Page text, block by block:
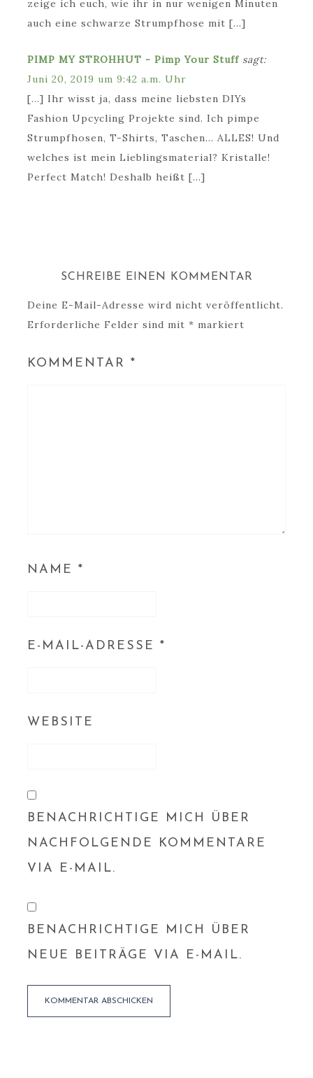
zeige ich euch, wie ihr in nur wenigen Minuten
auch eine schwarze Strumpfhose mit […]
PIMP MY STROHHUT - Pimp Your Stuff sagt:
Juni 20, 2019 um 9:42 a.m. Uhr
[…] Ihr wisst ja, dass meine liebsten DIYs
Fashion Upcycling Projekte sind. Ich pimpe
Strumpfhosen, T-Shirts, Taschen… ALLES! Und
welches ist mein Lieblingsmaterial? Kristalle!
Perfect Match! Deshalb heißt […]
SCHREIBE EINEN KOMMENTAR
Deine E-Mail-Adresse wird nicht veröffentlicht.
Erforderliche Felder sind mit * markiert
KOMMENTAR *
NAME *
E-MAIL-ADRESSE *
WEBSITE
BENACHRICHTIGE MICH ÜBER
NACHFOLGENDE KOMMENTARE
VIA E-MAIL.
BENACHRICHTIGE MICH ÜBER
NEUE BEITRÄGE VIA E-MAIL.